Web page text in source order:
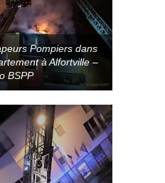
Pompiers dans
à Alfortville –
BSPP